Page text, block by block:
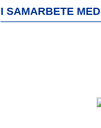
I SAMARBETE MED